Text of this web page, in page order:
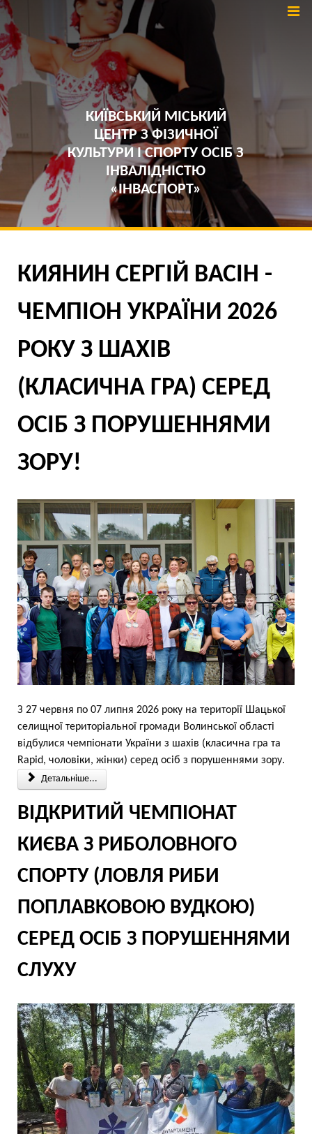
КИЇВСЬКИЙ МІСЬКИЙ
ЦЕНТР З ФІЗИЧНОЇ
КУЛЬТУРИ І СПОРТУ ОСІБ З
ІНВАЛІДНІСТЮ
«ІНВАСПОРТ»
КИЯНИН СЕРГІЙ ВАСІН -
ЧЕМПІОН УКРАЇНИ 2026
РОКУ З ШАХІВ
(КЛАСИЧНА ГРА) СЕРЕД
ОСІБ З ПОРУШЕННЯМИ
ЗОРУ!
З 27 червня по 07 липня 2026 року на території Шацької
селищної територіальної громади Волинської області
відбулися чемпіонати України з шахів (класична гра та
Rapid, чоловіки, жінки) серед осіб з порушеннями зору.
Детальніше...
ВІДКРИТИЙ ЧЕМПІОНАТ
КИЄВА З РИБОЛОВНОГО
СПОРТУ (ЛОВЛЯ РИБИ
ПОПЛАВКОВОЮ ВУДКОЮ)
СЕРЕД ОСІБ З ПОРУШЕННЯМИ
СЛУХУ